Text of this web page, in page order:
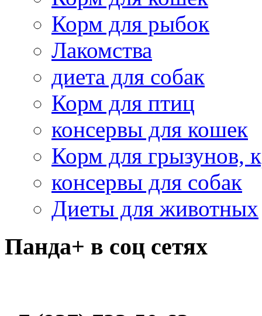
Корм для рыбок
Лакомства
диета для собак
Корм для птиц
консервы для кошек
Корм для грызунов,
консервы для собак
Диеты для животных
Панда+ в соц сетях